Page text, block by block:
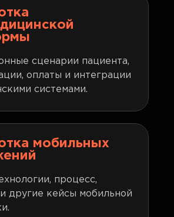
сценарии пациента,
оплаты и интеграции
системами.
мобильных
процесс,
другие кейсы мобильной